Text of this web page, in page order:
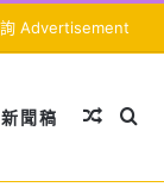
Advertisement
新聞稿 隨機文
搜